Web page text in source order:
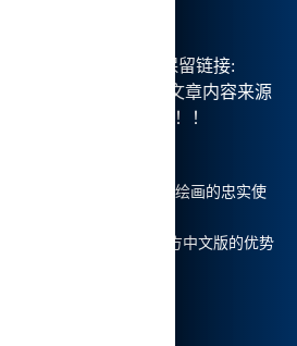
！
能】原创，转载请保留链接:
show/9320.html，部分文章内容来源
们删除处理。谢谢！！！
画像的魅力：一位MJ中文绘画的忠实使
费吗？探讨Midjourney官方中文版的优势